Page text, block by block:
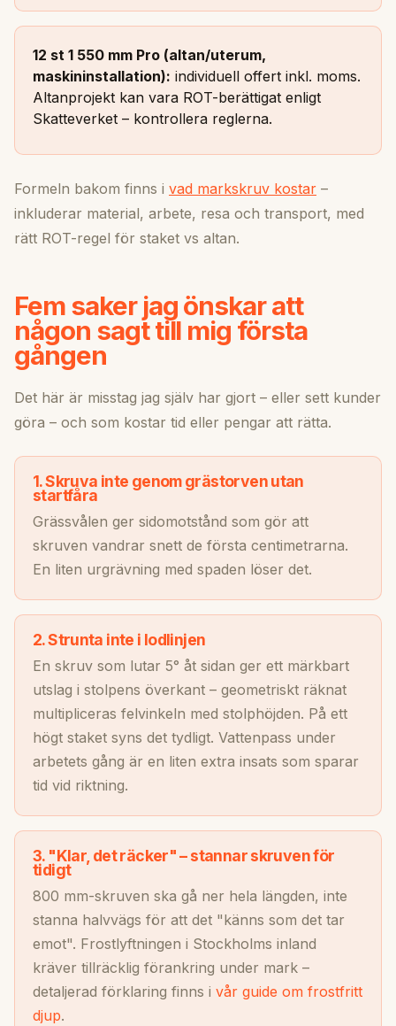
12 st 1 550 mm Pro (altan/uterum,
maskininstallation): individuell offert inkl. moms.
Altanprojekt kan vara ROT-berättigat enligt
Skatteverket – kontrollera reglerna.
Formeln bakom finns i vad markskruv kostar –
inkluderar material, arbete, resa och transport, med
rätt ROT-regel för staket vs altan.
Fem saker jag önskar att
någon sagt till mig första
gången
Det här är misstag jag själv har gjort – eller sett kunder
göra – och som kostar tid eller pengar att rätta.
1. Skruva inte genom grästorven utan
startfåra
Grässvålen ger sidomotstånd som gör att
skruven vandrar snett de första centimetrarna.
En liten urgrävning med spaden löser det.
2. Strunta inte i lodlinjen
En skruv som lutar 5° åt sidan ger ett märkbart
utslag i stolpens överkant – geometriskt räknat
multipliceras felvinkeln med stolphöjden. På ett
högt staket syns det tydligt. Vattenpass under
arbetets gång är en liten extra insats som sparar
tid vid riktning.
3. "Klar, det räcker" – stannar skruven för
tidigt
800 mm-skruven ska gå ner hela längden, inte
stanna halvvägs för att det "känns som det tar
emot". Frostlyftningen i Stockholms inland
kräver tillräcklig förankring under mark –
detaljerad förklaring finns i vår guide om frostfritt
djup.